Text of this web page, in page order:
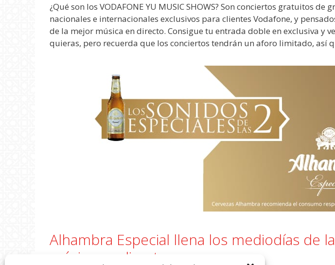
¿Qué son los VODAFONE YU MUSIC SHOWS? Son conciertos gratuitos de
nacionales e internacionales exclusivos para clientes Vodafone, y
de la mejor música en directo. Consigue tu entrada doble en exclusiva y
quieras, pero recuerda que los conciertos tendrán un aforo limitado, así
Alhambra Especial llena los mediodías de
música en directo